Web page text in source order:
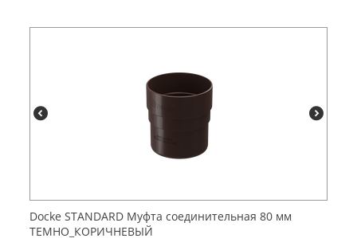
Dоcke STANDARD Муфта соединительная 80 мм
ТЕМНО_КОРИЧНЕВЫЙ